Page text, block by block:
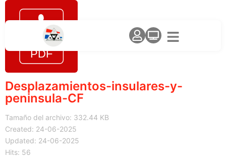
Desplazamientos-insulares-y-
peninsula-CF
Tamaño del archivo: 332.44 KB
Created: 24-06-2025
Updated: 24-06-2025
Hits: 56